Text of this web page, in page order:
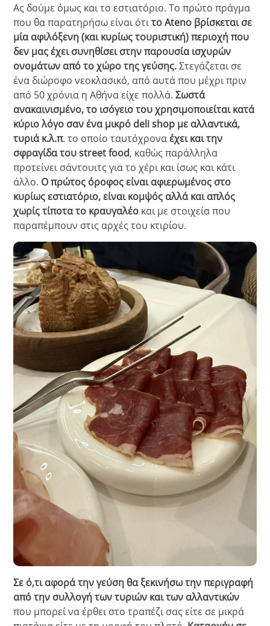
Ας δούμε όμως και το εστιατόριο. Το πρώτο πράγμα
που θα παρατηρήσω είναι ότιτο Ateno βρίσκεται σε
μία αφιλόξενη (και κυρίως τουριστική) περιοχή που
δεν μας έχει συνηθίσει στην παρουσία ισχυρών
ονομάτων από το χώρο της γεύσης.Στεγάζεται σε
ένα διώροφο νεοκλασικό, από αυτά που μέχρι πριν
από 50 χρόνια η Αθήνα είχε πολλά.Σωστά
ανακαινισμένο, το ισόγειο του χρησιμοποιείται κατά
κύριο λόγο σαν ένα μικρό deli shop με αλλαντικά,
τυριά κ.λ.π. το οποίο ταυτόχροναέχει και την
σφραγίδα του street food, καθώς παράλληλα
προτείνει σάντουιτς για το χέρι και ίσως και κάτι
άλλο. Ο πρώτος όροφος είναι αφιερωμένος στο
κυρίως εστιατόριο, είναι κομψός αλλά και απλός
χωρίς τίποτα το κραυγαλέο και με στοιχεία που
παραπέμπουν στις αρχές του κτιρίου.
Σε ό,τι αφορά την γεύση θα ξεκινήσω την περιγραφή
από την συλλογή των τυριών και των αλλαντικών
που μπορεί να έρθει στο τραπέζι σας είτε σε μικρά